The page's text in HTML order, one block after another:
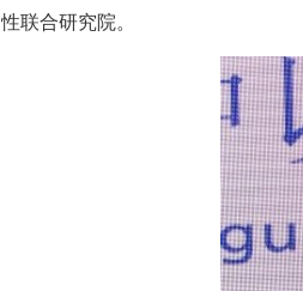
性联合研究院。